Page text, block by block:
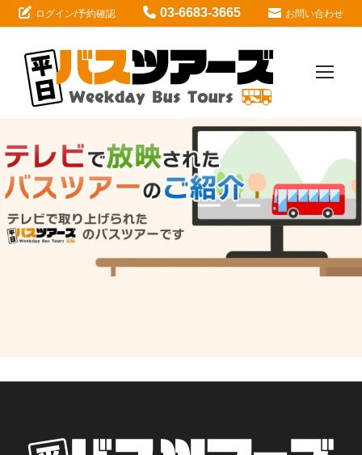
ログイン/予約確認 03-6683-3665 お問い合わせ